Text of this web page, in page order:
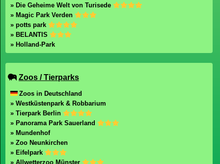
» Die Geheime Welt von Turisede
» Magic Park Verden
» potts park
» BELANTIS
» Holland-Park
Zoos / Tierparks
Zoos in Deutschland
» Westküstenpark & Robbarium
» Tierpark Berlin
» Panorama Park Sauerland
» Mundenhof
» Zoo Neunkirchen
» Eifelpark
» Allwetterzoo Münster